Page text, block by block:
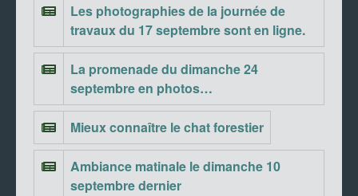
Les photographies de la journée de
travaux du 17 septembre sont en ligne.
La promenade du dimanche 24
septembre en photos…
Mieux connaître le chat forestier
Ambiance matinale le dimanche 10
septembre dernier